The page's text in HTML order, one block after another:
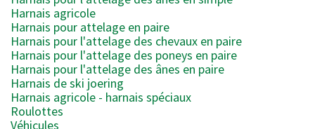
Harnais agricole
Harnais pour attelage en paire
Harnais pour l'attelage des chevaux en paire
Harnais pour l'attelage des poneys en paire
Harnais pour l'attelage des ânes en paire
Harnais de ski joering
Harnais agricole - harnais spéciaux
Roulottes
Véhicules